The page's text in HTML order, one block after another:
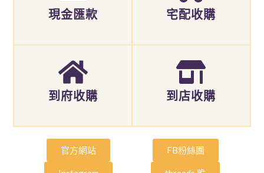
現金匯款 宅配收購
到府收購 到店收購
官方網站 FB粉絲團